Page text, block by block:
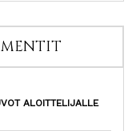
ALOITTELIJALLE